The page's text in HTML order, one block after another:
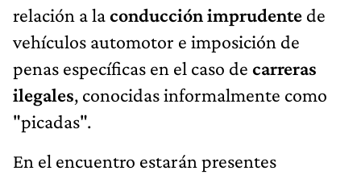
relación a laconducción imprudente de
vehículos automotor e imposición de
penas específicas en el caso de carreras
ilegales, conocidas informalmente como
"picadas".
En el encuentro estarán presentes